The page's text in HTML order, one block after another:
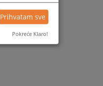
Prihvatam sve
Pokreće Klaro!